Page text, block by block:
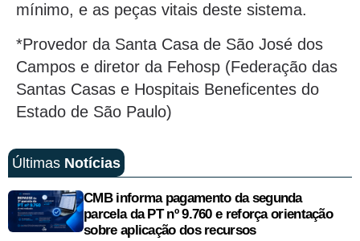
mínimo, e as peças vitais deste sistema.
*Provedor da Santa Casa de São José dos
Campos e diretor da Fehosp (Federação das
Santas Casas e Hospitais Beneficentes do
Estado de São Paulo)
Últimas Notícias
CMB informa pagamento da segunda
parcela da PT nº 9.760 e reforça orientação
sobre aplicação dos recursos